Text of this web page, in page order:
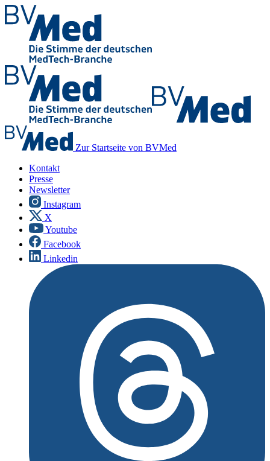
Zur Startseite von BVMed
Kontakt
Presse
Newsletter
Instagram
X
Youtube
Facebook
Linkedin